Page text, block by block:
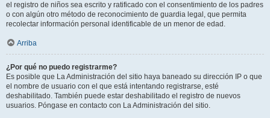
el registro de niños sea escrito y ratificado con el consentimiento de los padres
o con algún otro método de reconocimiento de guardia legal, que permita
recolectar información personal identificable de un menor de edad.
Arriba
¿Por qué no puedo registrarme?
Es posible que La Administración del sitio haya baneado su dirección IP o que
el nombre de usuario con el que está intentando registrarse, esté
deshabilitado. También puede estar deshabilitado el registro de nuevos
usuarios. Póngase en contacto con La Administración del sitio.